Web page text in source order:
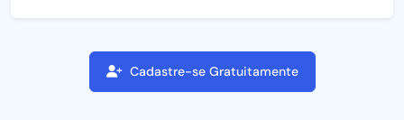
Cadastre-se Gratuitamente